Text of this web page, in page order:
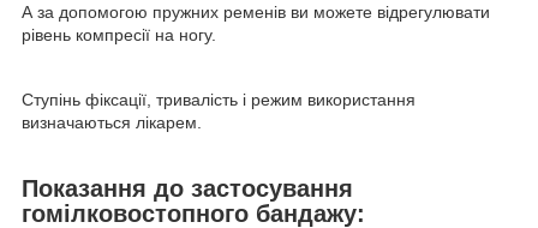
А за допомогою пружних ременів ви можете відрегулювати
рівень компресії на ногу.
Ступінь фіксації, тривалість і режим використання
визначаються лікарем.
Показання до застосування
гомілковостопного бандажу: